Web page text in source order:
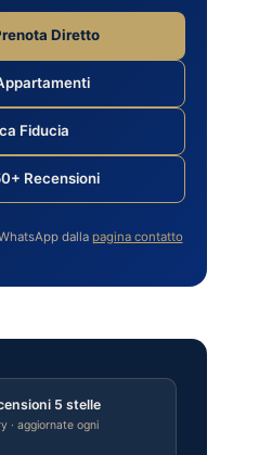
Diretto
Fiducia
Recensioni
dalla pagina contatto
5 stelle
· aggiornate ogni